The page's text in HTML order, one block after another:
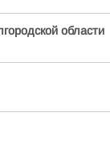
области